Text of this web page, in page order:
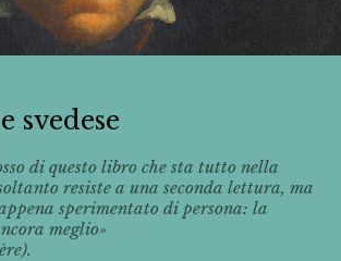
svedese
di questo libro che sta tutto nella
resiste a una seconda lettura, ma
sperimentato di persona: la
meglio»